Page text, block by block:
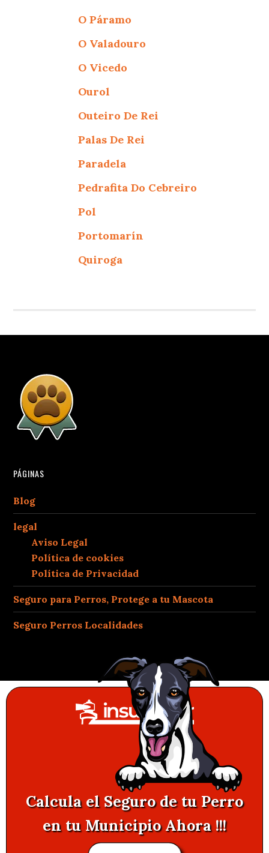
O Páramo
O Valadouro
O Vicedo
Ourol
Outeiro De Rei
Palas De Rei
Paradela
Pedrafita Do Cebreiro
Pol
Portomarín
Quiroga
PÁGINAS
Blog
legal
Aviso Legal
Política de cookies
Política de Privacidad
Seguro para Perros, Protege a tu Mascota
Seguro Perros Localidades
Calcula el Seguro de tu Perro
en tu Municipio Ahora !!!